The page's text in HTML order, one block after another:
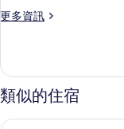
的
有
相
片
更多資訊
更
海
盜
的
類似的住宿